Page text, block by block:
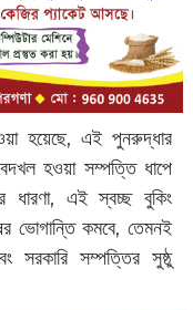
হয়েছে, এই পুনরুদ্ধার
হওয়া সম্পত্তি ধাপে
ধারণা, এই স্বচ্ছ বুকিং
ভোগান্তি কমবে, তেমনই
সরকারি সম্পত্তির সুষ্ঠু